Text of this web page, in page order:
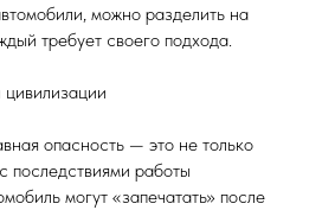
можно разделить на
требует своего подхода.
опасность — это не только
последствиями работы
могут «запечатать» после